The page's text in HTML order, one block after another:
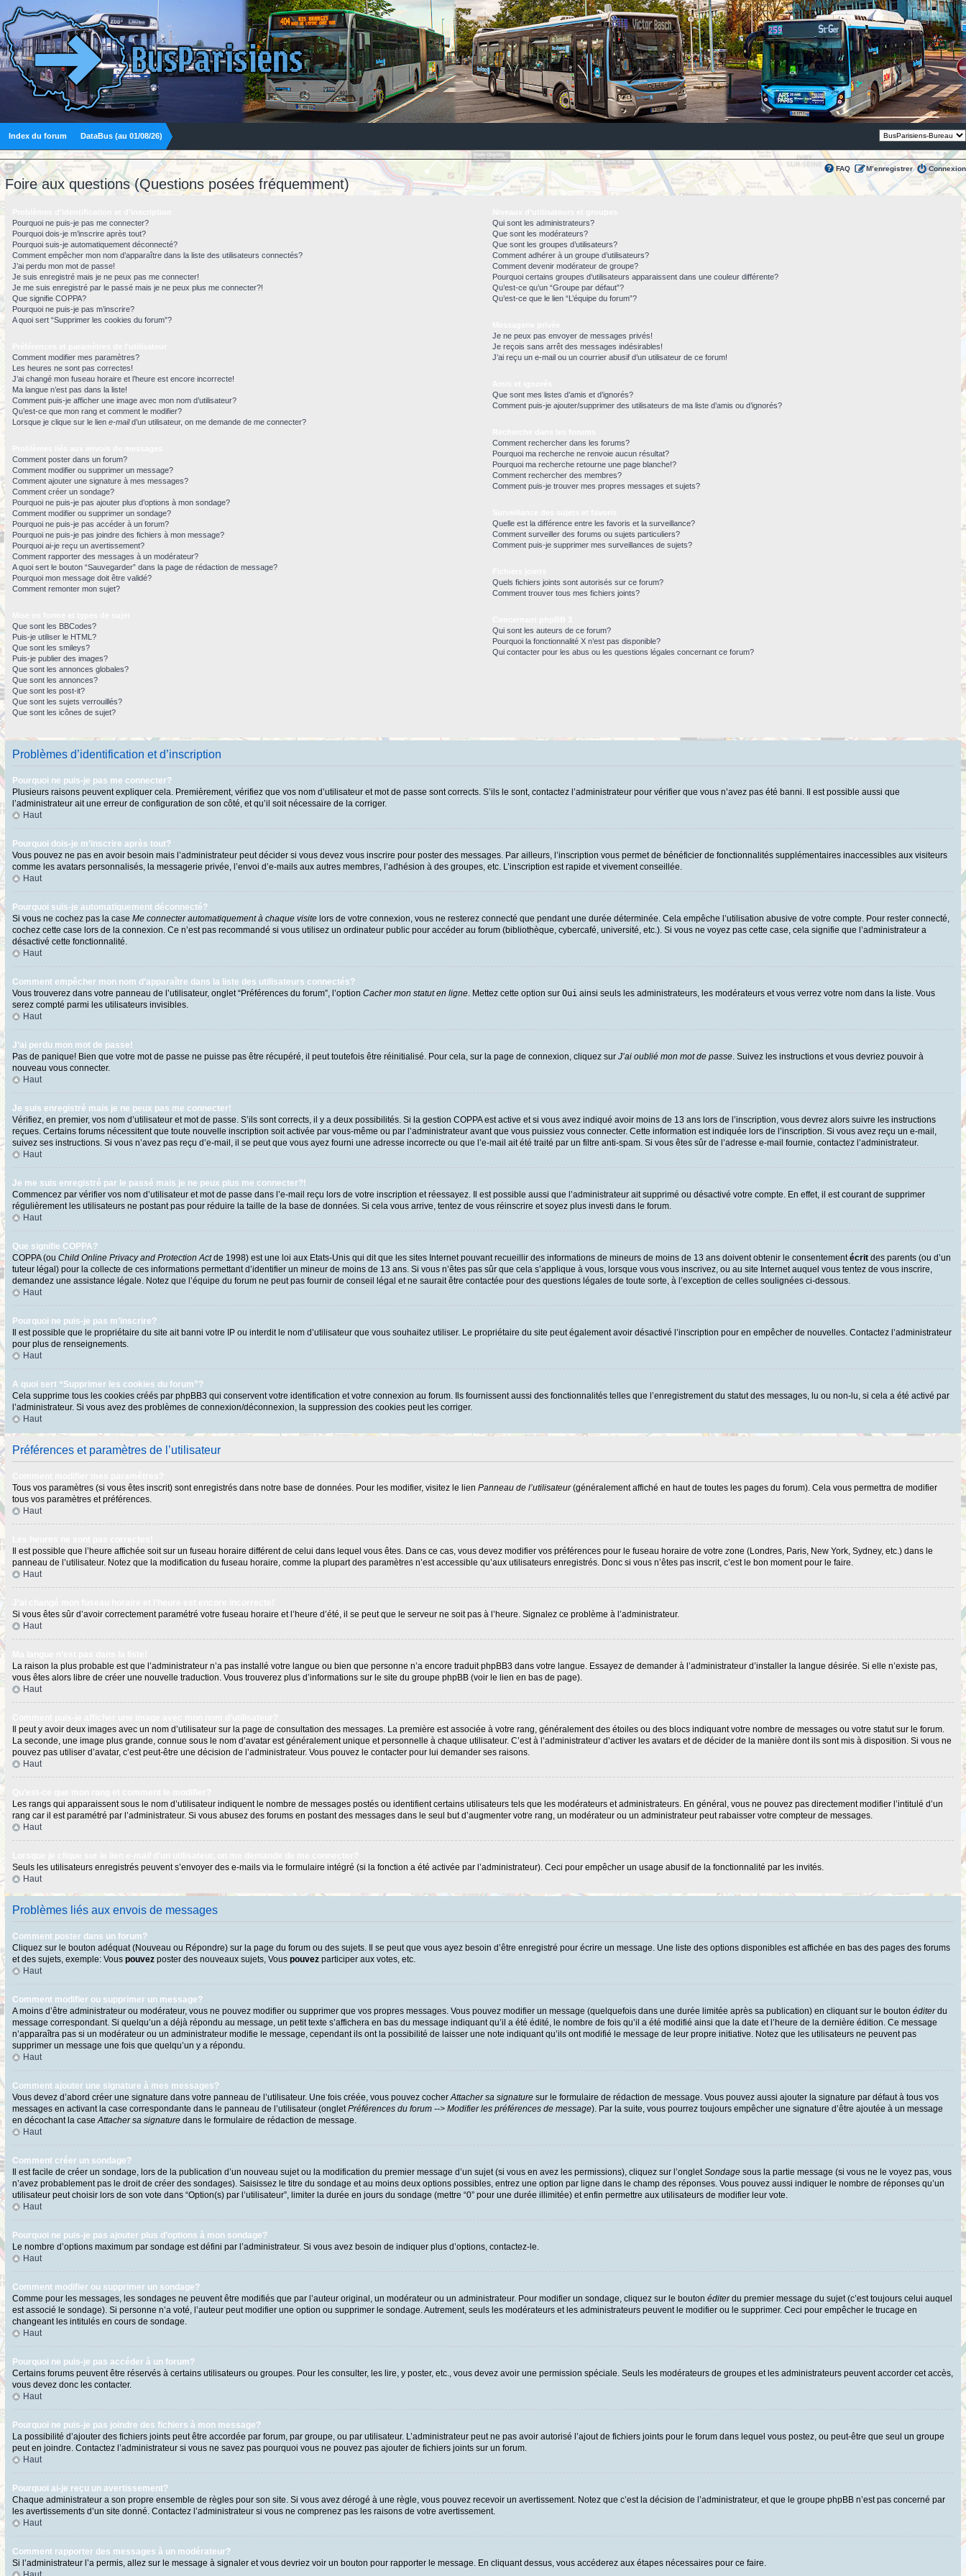
Index du forum DataBus (au 01/08/26)
FAQ M’enregistrer Connexion
Foire aux questions (Questions posées fréquemment)
Pourquoi ne puis-je pas me connecter?
Pourquoi dois-je m’inscrire après tout?
Pourquoi suis-je automatiquement déconnecté?
Comment empêcher mon nom d’apparaître dans la liste des utilisateurs connectés?
J’ai perdu mon mot de passe!
Je suis enregistré mais je ne peux pas me connecter!
Je me suis enregistré par le passé mais je ne peux plus me connecter?!
Que signifie COPPA?
Pourquoi ne puis-je pas m’inscrire?
A quoi sert “Supprimer les cookies du forum”?
Comment modifier mes paramètres?
Les heures ne sont pas correctes!
J’ai changé mon fuseau horaire et l’heure est encore incorrecte!
Ma langue n’est pas dans la liste!
Comment puis-je afficher une image avec mon nom d’utilisateur?
Qu’est-ce que mon rang et comment le modifier?
Lorsque je clique sur le lien e-maild’un utilisateur, on me demande de me connecter?
Comment poster dans un forum?
Comment modifier ou supprimer un message?
Comment ajouter une signature à mes messages?
Comment créer un sondage?
Pourquoi ne puis-je pas ajouter plus d’options à mon sondage?
Comment modifier ou supprimer un sondage?
Pourquoi ne puis-je pas accéder à un forum?
Pourquoi ne puis-je pas joindre des fichiers à mon message?
Pourquoi ai-je reçu un avertissement?
Comment rapporter des messages à un modérateur?
A quoi sert le bouton “Sauvegarder” dans la page de rédaction de message?
Pourquoi mon message doit être validé?
Comment remonter mon sujet?
Que sont les BBCodes?
Puis-je utiliser le HTML?
Que sont les smileys?
Puis-je publier des images?
Que sont les annonces globales?
Que sont les annonces?
Que sont les post-it?
Que sont les sujets verrouillés?
Que sont les icônes de sujet?
Qui sont les administrateurs?
Que sont les modérateurs?
Que sont les groupes d’utilisateurs?
Comment adhérer à un groupe d’utilisateurs?
Comment devenir modérateur de groupe?
Pourquoi certains groupes d’utilisateurs apparaissent dans une couleur différente?
Qu’est-ce qu’un “Groupe par défaut”?
Qu’est-ce que le lien “L’équipe du forum”?
Je ne peux pas envoyer de messages privés!
Je reçois sans arrêt des messages indésirables!
J’ai reçu un e-mail ou un courrier abusif d’un utilisateur de ce forum!
Que sont mes listes d’amis et d’ignorés?
Comment puis-je ajouter/supprimer des utilisateurs de ma liste d’amis ou d’ignorés?
Comment rechercher dans les forums?
Pourquoi ma recherche ne renvoie aucun résultat?
Pourquoi ma recherche retourne une page blanche!?
Comment rechercher des membres?
Comment puis-je trouver mes propres messages et sujets?
Quelle est la différence entre les favoris et la surveillance?
Comment surveiller des forums ou sujets particuliers?
Comment puis-je supprimer mes surveillances de sujets?
Quels fichiers joints sont autorisés sur ce forum?
Comment trouver tous mes fichiers joints?
Qui sont les auteurs de ce forum?
Pourquoi la fonctionnalité X n’est pas disponible?
Qui contacter pour les abus ou les questions légales concernant ce forum?
Problèmes d’identification et d’inscription
Pourquoi ne puis-je pas me connecter?
Plusieurs raisons peuvent expliquer cela. Premièrement, vérifiez que vos nom d’utilisateur et mot de passe sont corrects. S’ils le sont, contactez l’administrateur pour vérifier que vous n’avez pas été banni. Il est possible aussi que
l’administrateur ait une erreur de configuration de son côté, et qu’il soit nécessaire de la corriger.
Haut
Pourquoi dois-je m’inscrire après tout?
Vous pouvez ne pas en avoir besoin mais l’administrateur peut décider si vous devez vous inscrire pour poster des messages. Par ailleurs, l’inscription vous permet de bénéficier de fonctionnalités supplémentaires inaccessibles aux visiteurs
comme les avatars personnalisés, la messagerie privée, l’envoi d’e-mails aux autres membres, l’adhésion à des groupes, etc. L’inscription est rapide et vivement conseillée.
Haut
Pourquoi suis-je automatiquement déconnecté?
Si vous ne cochez pas la case Me connecter automatiquement à chaque visite lors de votre connexion, vous ne resterez connecté que pendant une durée déterminée. Cela empêche l’utilisation abusive de votre compte. Pour rester connecté,
cochez cette case lors de la connexion. Ce n’est pas recommandé si vous utilisez un ordinateur public pour accéder au forum (bibliothèque, cybercafé, université, etc.). Si vous ne voyez pas cette case, cela signifie que l’administrateur a
désactivé cette fonctionnalité.
Haut
Comment empêcher mon nom d’apparaître dans la liste des utilisateurs connectés?
Vous trouverez dans votre panneau de l’utilisateur, onglet “Préférences du forum”, l’option Cacher mon statut en ligne . Mettez cette option sur Oui ainsi seuls les administrateurs, les modérateurs et vous verrez votre nom dans la liste. Vous
serez compté parmi les utilisateurs invisibles.
Haut
J’ai perdu mon mot de passe!
Pas de panique! Bien que votre mot de passe ne puisse pas être récupéré, il peut toutefois être réinitialisé. Pour cela, sur la page de connexion, cliquez sur J’ai oublié mon mot de passe . Suivez les instructions et vous devriez pouvoir à
nouveau vous connecter.
Haut
Je suis enregistré mais je ne peux pas me connecter!
Vérifiez, en premier, vos nom d’utilisateur et mot de passe. S’ils sont corrects, il y a deux possibilités. Si la gestion COPPA est active et si vous avez indiqué avoir moins de 13 ans lors de l’inscription, vous devrez alors suivre les instructions
reçues. Certains forums nécessitent que toute nouvelle inscription soit activée par vous-même ou par l’administrateur avant que vous puissiez vous connecter. Cette information est indiquée lors de l’inscription. Si vous avez reçu un e-mail,
suivez ses instructions. Si vous n’avez pas reçu d’e-mail, il se peut que vous ayez fourni une adresse incorrecte ou que l’e-mail ait été traité par un filtre anti-spam. Si vous êtes sûr de l’adresse e-mail fournie, contactez l’administrateur.
Haut
Je me suis enregistré par le passé mais je ne peux plus me connecter?!
Commencez par vérifier vos nom d’utilisateur et mot de passe dans l’e-mail reçu lors de votre inscription et réessayez. Il est possible aussi que l’administrateur ait supprimé ou désactivé votre compte. En effet, il est courant de supprimer
régulièrement les utilisateurs ne postant pas pour réduire la taille de la base de données. Si cela vous arrive, tentez de vous réinscrire et soyez plus investi dans le forum.
Haut
Que signifie COPPA?
COPPA (ou Child Online Privacy and Protection Actde 1998) est une loi aux Etats-Unis qui dit que les sites Internet pouvant recueillir des informations de mineurs de moins de 13 ans doivent obtenir le consentementécrit des parents (ou d’un
tuteur légal) pour la collecte de ces informations permettant d’identifier un mineur de moins de 13 ans. Si vous n’êtes pas sûr que cela s’applique à vous, lorsque vous vous inscrivez, ou au site Internet auquel vous tentez de vous inscrire,
demandez une assistance légale. Notez que l’équipe du forum ne peut pas fournir de conseil légal et ne saurait être contactée pour des questions légales de toute sorte, à l’exception de celles soulignées ci-dessous.
Haut
Pourquoi ne puis-je pas m’inscrire?
Il est possible que le propriétaire du site ait banni votre IP ou interdit le nom d’utilisateur que vous souhaitez utiliser. Le propriétaire du site peut également avoir désactivé l’inscription pour en empêcher de nouvelles. Contactez l’administrateur
pour plus de renseignements.
Haut
A quoi sert “Supprimer les cookies du forum”?
Cela supprime tous les cookies créés par phpBB3 qui conservent votre identification et votre connexion au forum. Ils fournissent aussi des fonctionnalités telles que l’enregistrement du statut des messages, lu ou non-lu, si cela a été activé par
l’administrateur. Si vous avez des problèmes de connexion/déconnexion, la suppression des cookies peut les corriger.
Haut
Préférences et paramètres de l’utilisateur
Tous vos paramètres (si vous êtes inscrit) sont enregistrés dans notre base de données. Pour les modifier, visitez le lien Panneau de l’utilisateur(généralement affiché en haut de toutes les pages du forum). Cela vous permettra de modifier
tous vos paramètres et préférences.
Haut
Il est possible que l’heure affichée soit sur un fuseau horaire différent de celui dans lequel vous êtes. Dans ce cas, vous devez modifier vos préférences pour le fuseau horaire de votre zone (Londres, Paris, New York, Sydney, etc.) dans le
panneau de l’utilisateur. Notez que la modification du fuseau horaire, comme la plupart des paramètres n’est accessible qu’aux utilisateurs enregistrés. Donc si vous n’êtes pas inscrit, c’est le bon moment pour le faire.
Haut
Si vous êtes sûr d’avoir correctement paramétré votre fuseau horaire et l’heure d’été, il se peut que le serveur ne soit pas à l’heure. Signalez ce problème à l’administrateur.
Haut
La raison la plus probable est que l’administrateur n’a pas installé votre langue ou bien que personne n’a encore traduit phpBB3 dans votre langue. Essayez de demander à l’administrateur d’installer la langue désirée. Si elle n’existe pas,
vous êtes alors libre de créer une nouvelle traduction. Vous trouverez plus d’informations sur le site du groupe phpBB (voir le lien en bas de page).
Haut
Il peut y avoir deux images avec un nom d’utilisateur sur la page de consultation des messages. La première est associée à votre rang, généralement des étoiles ou des blocs indiquant votre nombre de messages ou votre statut sur le forum.
La seconde, une image plus grande, connue sous le nom d’avatar est généralement unique et personnelle à chaque utilisateur. C’est à l’administrateur d’activer les avatars et de décider de la manière dont ils sont mis à disposition. Si vous ne
pouvez pas utiliser d’avatar, c’est peut-être une décision de l’administrateur. Vous pouvez le contacter pour lui demander ses raisons.
Haut
Les rangs qui apparaissent sous le nom d’utilisateur indiquent le nombre de messages postés ou identifient certains utilisateurs tels que les modérateurs et administrateurs. En général, vous ne pouvez pas directement modifier l’intitulé d’un
rang car il est paramétré par l’administrateur. Si vous abusez des forums en postant des messages dans le seul but d’augmenter votre rang, un modérateur ou un administrateur peut rabaisser votre compteur de messages.
Haut
Seuls les utilisateurs enregistrés peuvent s’envoyer des e-mails via le formulaire intégré (si la fonction a été activée par l’administrateur). Ceci pour empêcher un usage abusif de la fonctionnalité par les invités.
Haut
Problèmes liés aux envois de messages
Comment poster dans un forum?
Cliquez sur le bouton adéquat (Nouveau ou Répondre) sur la page du forum ou des sujets. Il se peut que vous ayez besoin d’être enregistré pour écrire un message. Une liste des options disponibles est affichée en bas des pages des forums
et des sujets, exemple: Vous pouvez poster des nouveaux sujets, Vous pouvez participer aux votes, etc.
Haut
Comment modifier ou supprimer un message?
A moins d’être administrateur ou modérateur, vous ne pouvez modifier ou supprimer que vos propres messages. Vous pouvez modifier un message (quelquefois dans une durée limitée après sa publication) en cliquant sur le bouton éditerdu
message correspondant. Si quelqu’un a déjà répondu au message, un petit texte s’affichera en bas du message indiquant qu’il a été édité, le nombre de fois qu’il a été modifié ainsi que la date et l’heure de la dernière édition. Ce message
n’apparaîtra pas si un modérateur ou un administrateur modifie le message, cependant ils ont la possibilité de laisser une note indiquant qu’ils ont modifié le message de leur propre initiative. Notez que les utilisateurs ne peuvent pas
supprimer un message une fois que quelqu’un y a répondu.
Haut
Comment ajouter une signature à mes messages?
Vous devez d’abord créer une signature dans votre panneau de l’utilisateur. Une fois créée, vous pouvez cocher Attacher sa signature sur le formulaire de rédaction de message. Vous pouvez aussi ajouter la signature par défaut à tous vos
messages en activant la case correspondante dans le panneau de l’utilisateur (ongletPréférences du forum --> Modifier les préférences de message). Par la suite, vous pourrez toujours empêcher une signature d’être ajoutée à un message
en décochant la case Attacher sa signature dans le formulaire de rédaction de message.
Haut
Comment créer un sondage?
Il est facile de créer un sondage, lors de la publication d’un nouveau sujet ou la modification du premier message d’un sujet (si vous en avez les permissions), cliquez sur l’ongletSondage sous la partie message (si vous ne le voyez pas, vous
n’avez probablement pas le droit de créer des sondages). Saisissez le titre du sondage et au moins deux options possibles, entrez une option par ligne dans le champ des réponses. Vous pouvez aussi indiquer le nombre de réponses qu’un
utilisateur peut choisir lors de son vote dans “Option(s) par l’utilisateur”, limiter la durée en jours du sondage (mettre “0” pour une durée illimitée) et enfin permettre aux utilisateurs de modifier leur vote.
Haut
Pourquoi ne puis-je pas ajouter plus d’options à mon sondage?
Le nombre d’options maximum par sondage est défini par l’administrateur. Si vous avez besoin de indiquer plus d’options, contactez-le.
Haut
Comment modifier ou supprimer un sondage?
Comme pour les messages, les sondages ne peuvent être modifiés que par l’auteur original, un modérateur ou un administrateur. Pour modifier un sondage, cliquez sur le bouton éditerdu premier message du sujet (c’est toujours celui auquel
est associé le sondage). Si personne n’a voté, l’auteur peut modifier une option ou supprimer le sondage. Autrement, seuls les modérateurs et les administrateurs peuvent le modifier ou le supprimer. Ceci pour empêcher le trucage en
changeant les intitulés en cours de sondage.
Haut
Pourquoi ne puis-je pas accéder à un forum?
Certains forums peuvent être réservés à certains utilisateurs ou groupes. Pour les consulter, les lire, y poster, etc., vous devez avoir une permission spéciale. Seuls les modérateurs de groupes et les administrateurs peuvent accorder cet accès,
vous devez donc les contacter.
Haut
Pourquoi ne puis-je pas joindre des fichiers à mon message?
La possibilité d’ajouter des fichiers joints peut être accordée par forum, par groupe, ou par utilisateur. L’administrateur peut ne pas avoir autorisé l’ajout de fichiers joints pour le forum dans lequel vous postez, ou peut-être que seul un groupe
peut en joindre. Contactez l’administrateur si vous ne savez pas pourquoi vous ne pouvez pas ajouter de fichiers joints sur un forum.
Haut
Pourquoi ai-je reçu un avertissement?
Chaque administrateur a son propre ensemble de règles pour son site. Si vous avez dérogé à une règle, vous pouvez recevoir un avertissement. Notez que c’est la décision de l’administrateur, et que le groupe phpBB n’est pas concerné par
les avertissements d’un site donné. Contactez l’administrateur si vous ne comprenez pas les raisons de votre avertissement.
Haut
Comment rapporter des messages à un modérateur?
Si l’administrateur l’a permis, allez sur le message à signaler et vous devriez voir un bouton pour rapporter le message. En cliquant dessus, vous accéderez aux étapes nécessaires pour ce faire.